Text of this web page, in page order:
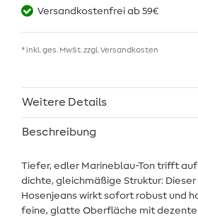
Versandkostenfrei ab 59€
* inkl. ges. MwSt. zzgl. Versandkosten
Weitere Details
Beschreibung
Tiefer, edler Marineblau-Ton trifft
dichte, gleichmäßige Struktur: Dieser
Hosenjeans wirkt sofort robust und
feine, glatte Oberfläche mit